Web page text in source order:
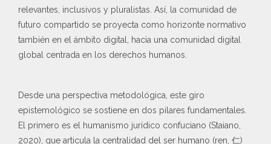
relevantes, inclusivos y pluralistas. Así, la comunidad de
futuro compartido se proyecta como horizonte normativo
también en el ámbito digital, hacia una comunidad digital
global centrada en los derechos humanos.
Desde una perspectiva metodológica, este giro
epistemológico se sostiene en dos pilares fundamentales.
El primero es el humanismo jurídico confuciano (Staiano,
2020), que articula la centralidad del ser humano (ren, 仁)